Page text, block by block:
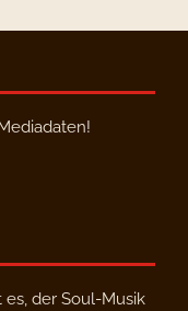
es, der Soul-Musik